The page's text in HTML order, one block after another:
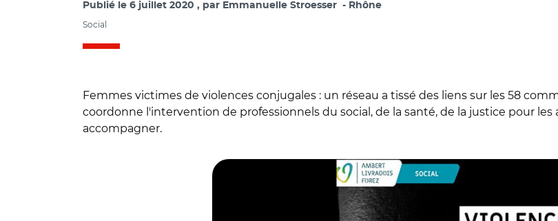
Publié le 6 juillet 2020 par Emmanuelle Stroesser Rhône
Social
Femmes victimes de violences conjugales : un réseau a tissé des liens sur les 58
coordonne l'intervention de professionnels du social, de la santé, de la justice pour les
accompagner.